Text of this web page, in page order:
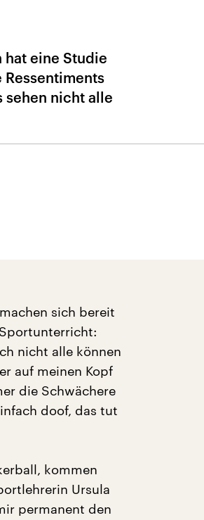
eine Studie
sehen nicht alle
sich bereit
nicht alle können
auf meinen Kopf
die Schwächere
doof, das tut
kommen
Ursula
permanent den